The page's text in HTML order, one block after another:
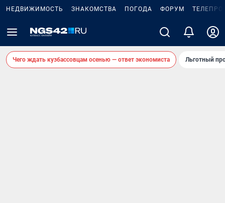
НЕДВИЖИМОСТЬ ЗНАКОМСТВА ПОГОДА ФОРУМ
Чего ждать кузбассовцам осенью — ответ экономиста Льготный